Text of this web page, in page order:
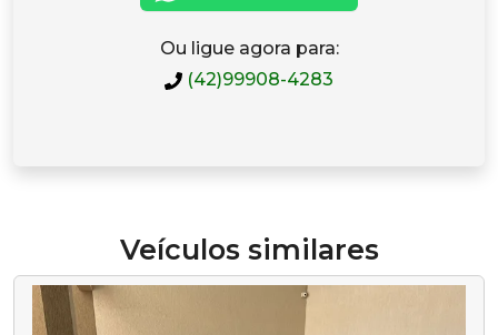
Ou ligue agora para:
(42)99908-4283
Veículos similares